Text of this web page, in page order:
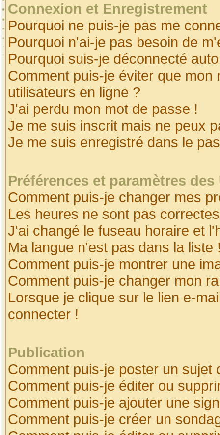
Connexion et Enregistrement
Pourquoi ne puis-je pas me
Pourquoi n'ai-je pas besoin de
Pourquoi suis-je déconnecté
Comment puis-je éviter que
utilisateurs en ligne ?
J'ai perdu mon mot de passe !
Je me suis inscrit mais ne peux
Je me suis enregistré dans le
Préférences et paramètres
Comment puis-je changer mes
Les heures ne sont pas
J'ai changé le fuseau horaire et
Ma langue n'est pas dans la liste
Comment puis-je montrer une
Comment puis-je changer mon
Lorsque je clique sur le lien e-
connecter !
Publication
Comment puis-je poster un sujet
Comment puis-je éditer ou
Comment puis-je ajouter une
Comment puis-je créer un